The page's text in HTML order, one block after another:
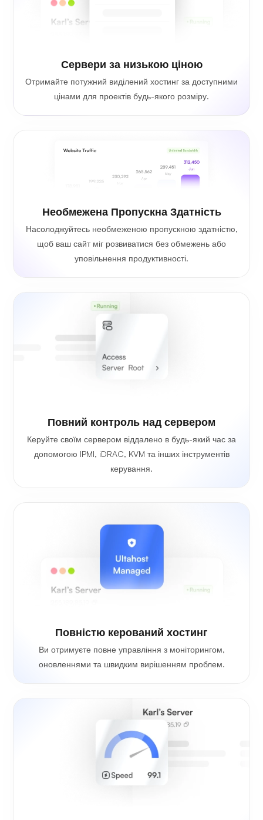
Сервери за низькою ціною
Отримайте потужний виділений хостинг за доступними
цінами для проектів будь-якого розміру.
Необмежена Пропускна Здатність
Насолоджуйтесь необмеженою пропускною здатністю,
щоб ваш сайт міг розвиватися без обмежень або
уповільнення продуктивності.
Повний контроль над сервером
Керуйте своїм сервером віддалено в будь-який час за
допомогою IPMI, iDRAC, KVM та інших інструментів
керування.
Повністю керований хостинг
Ви отримуєте повне управління з моніторингом,
оновленнями та швидким вирішенням проблем.